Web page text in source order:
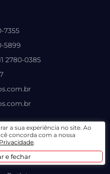
7355
5899
2780-0385
a sua experiência no site. Ao
concorda com a nossa
.
e fechar